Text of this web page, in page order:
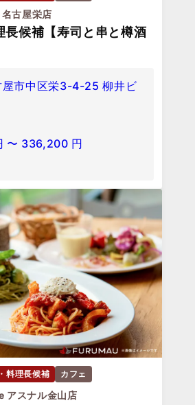
古屋栄店
長候補【寿司と串と樽酒
屋市中区栄3-4-25 柳井ビ
〜 336,200 円
料理長候補 カフェ
アスナル金山店